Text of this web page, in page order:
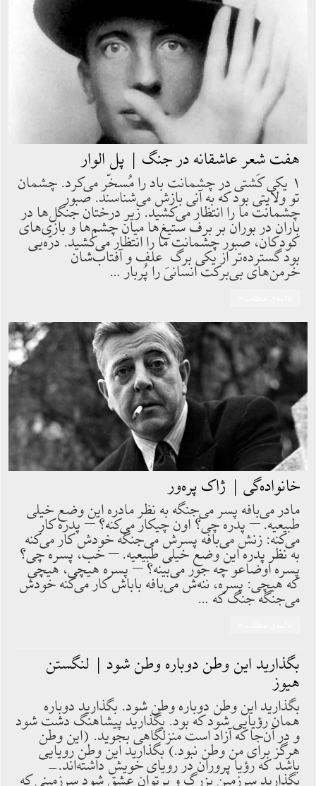
هفت شعر عاشقانه در جنگ | پل الوار
۱ يكى كَشتى در چشمانت باد را مُسخّر مى‌كرد. چشمان
تو ولايتى بود كه به آنى بازش مى‌شناسند. صبور
چشمانت ما را انتظار مى‌كشيد. زير درختان جنگل‌ها در
باران در بوران بر برف ستيغ‌ها ميان چشم‌ها و بازى‌هاى
كودكان، صبور چشمانت ما را انتظار مى‌كشيد. درّه‌يى
بود گسترده‌تر از يكى برگ ِ علف و آفتاب‌شان
خرمن‌هاى بى‌بركت انسانى را پُربار …
خانواده‏‌گى | ژاک پره‌ور
مادر مى‌بافه پسر مى‌جنگه به نظر مادره اين وضع خيلى
طبيعيه. – پدره چى؟ اون چيكار مى‌كنه؟ – پدره كار
مى‌كنه: زنش مى‌بافه پسرش مى‌جنگه خودش كار مى‌كنه
به نظر پدره اين وضع خيلى طبيعيه. – خب، پسره چى؟
پسره اوضاعو چه جور مى‌بينه؟ – پسره هيچى، هيچى
كه هيچى: پسره، ننه‌ش مى‌بافه باباش كار مى‌كنه خودش
مى‌جنگه جنگ كه …
بگذاريد اين وطن دوباره وطن شود | لنگستن
هیوز
بگذاريد اين وطن دوباره وطن شود. بگذاريد دوباره
همان رؤيايى شود كه بود. بگذاريد پيشاهنگ دشت شود
و در آن‌جا كه آزاد است منزلگاهى بجويد. (اين وطن
هرگز براى من وطن نبود.) بگذاريد اين وطن رويايى
باشد كه رؤيا پروران در روياى خويش داشته‌اند.-